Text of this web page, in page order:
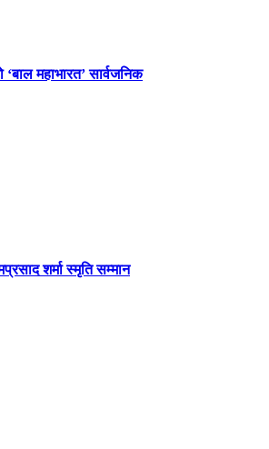
महाभारत’ सार्वजनिक
शर्मा स्मृति सम्मान